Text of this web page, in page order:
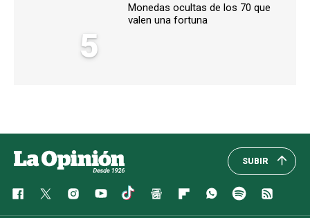
5
Monedas ocultas de los 70 que
valen una fortuna
SUBIR